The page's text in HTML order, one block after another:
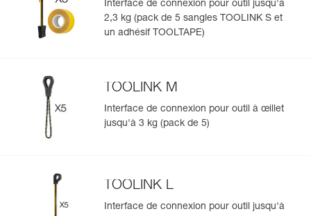
Gérer et inspecter facilement votre EPI
s'afficheront automatiquement.
Importez et exportez facilement vos données EPI
existantes.
Voir l'historique d'un produit à partir de sa date de
En savoir plus
Interface de connexion pour outil jusqu'à
2,3 kg (pack de 5 sangles TOOLINK S et
un adhésif TOOLTAPE)
TOOLINK M
Interface de connexion pour outil à œillet
jusqu'à 3 kg (pack de 5)
TOOLINK L
Interface de connexion pour outil jusqu'à